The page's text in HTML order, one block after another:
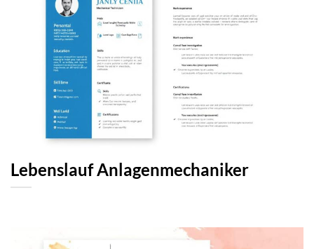
Lebenslauf Anlagenmechaniker